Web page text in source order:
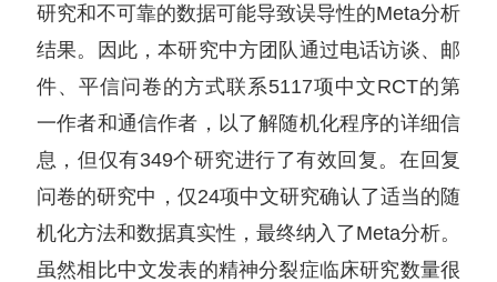
研究和不可靠的数据可能导致误导性的Meta分析
结果。因此，本研究中方团队通过电话访谈、邮
件、平信问卷的方式联系5117项中文RCT的第
一作者和通信作者，以了解随机化程序的详细信
息，但仅有349个研究进行了有效回复。在回复
问卷的研究中，仅24项中文研究确认了适当的随
机化方法和数据真实性，最终纳入了Meta分析。
虽然相比中文发表的精神分裂症临床研究数量很